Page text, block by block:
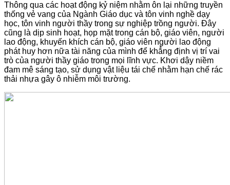
Thông qua các hoạt động kỷ niệm nhằm ôn lại những truyền
thống vẻ vang của Ngành Giáo dục và tôn vinh nghề dạy
học, tôn vinh người thầy trong sự nghiệp trồng người. Đây
cũng là dịp sinh hoạt, họp mặt trong cán bộ, giáo viên, người
lao động, khuyến khích cán bộ, giáo viên người lao động
phát huy hơn nữa tài năng của mình để khẳng định vị trí vai
trò của người thầy giáo trong mọi lĩnh vực. Khơi dậy niềm
đam mê sáng tạo, sử dụng vật liệu tái chế nhằm hạn chế rác
thải nhựa gây ô nhiễm môi trường.